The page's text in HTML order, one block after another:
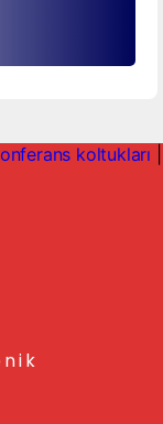
koltukları